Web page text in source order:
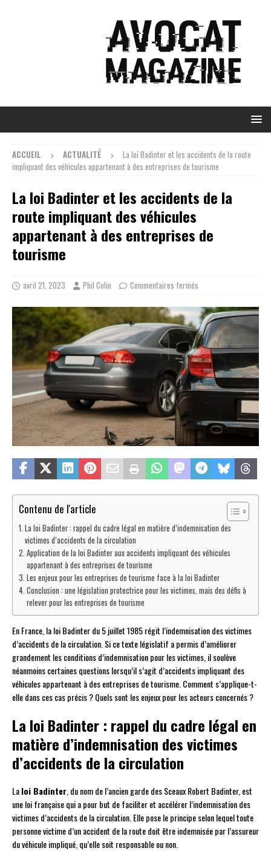
ACCUEIL ACTUALITÉ
La loi Badinter et les accidents de la route
impliquant des véhicules appartenant à des entreprises de tourisme
La loi Badinter et les accidents de la
route impliquant des véhicules
appartenant à des entreprises de
tourisme
avril 21, 2023 Phil Colin Commentaires fermés
Contenu de l'article
La loi Badinter : rappel du cadre légal en matière d’indemnisation des
victimes d’accidents de la circulation
Application de la loi Badinter aux accidents impliquant des véhicules
appartenant à des entreprises de tourisme
Les enjeux pour les entreprises de tourisme face à la loi Badinter
Conclusion : une législation protectrice pour les victimes, mais des défis à
relever pour les entreprises de tourisme
En France, la loi Badinter du 5 juillet 1985 régit l’indemnisation des victimes
d’accidents de la circulation. Si ce texte législatif a permis d’améliorer
grandement les conditions d’indemnisation pour les victimes, il soulève
néanmoins certaines questions lorsqu’il s’agit d’accidents impliquant des
véhicules appartenant à des entreprises de tourisme. Comment s’applique-t-
elle dans ces cas précis ? Quels sont les enjeux pour les acteurs concernés ?
La loi Badinter : rappel du cadre légal en
matière d’indemnisation des victimes
d’accidents de la circulation
Laloi Badinter , du nom de l’ancien garde des Sceaux Robert Badinter, est
une loi française qui a pour but de faciliter et accélérer l’indemnisation des
victimes d’accidents de la circulation. Elle pose le principe selon lequel toute
personne victime d’un accident de la route doit être indemnisée par l’assureur
du véhicule impliqué, qu’elle soit responsable ou non.